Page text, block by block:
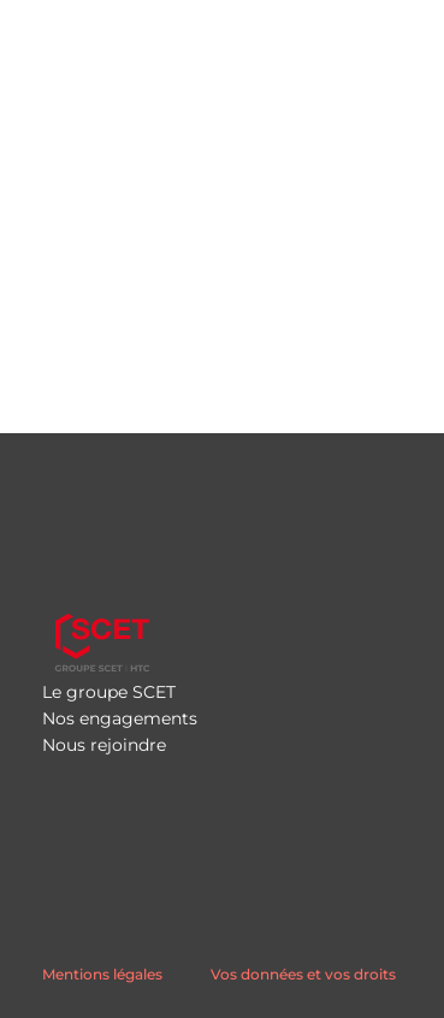
Le groupe SCET
Nos engagements
Nous rejoindre
Mentions légales Vos données et vos droits